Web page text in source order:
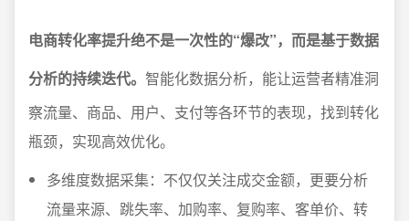
电商转化率提升绝不是一次性的“爆改”，而是基于数据
分析的持续迭代。 智能化数据分析，能让运营者精准洞
察流量、商品、用户、支付等各环节的表现，找到转化
瓶颈，实现高效优化。
多维度数据采集：不仅仅关注成交金额，更要分析
流量来源、跳失率、加购率、复购率、客单价、转